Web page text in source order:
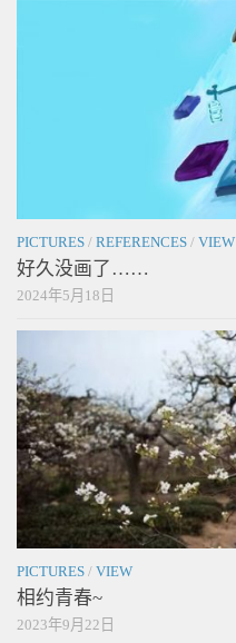
PICTURES / REFERENCES / VIEW
好久没画了……
2024年5月18日
PICTURES / VIEW
相约青春~
2023年9月22日